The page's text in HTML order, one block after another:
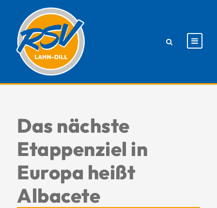
Das nächste
Etappenziel in
Europa heißt
Albacete